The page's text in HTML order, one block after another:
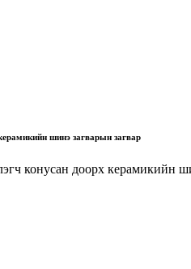
шинэ загварын загвар